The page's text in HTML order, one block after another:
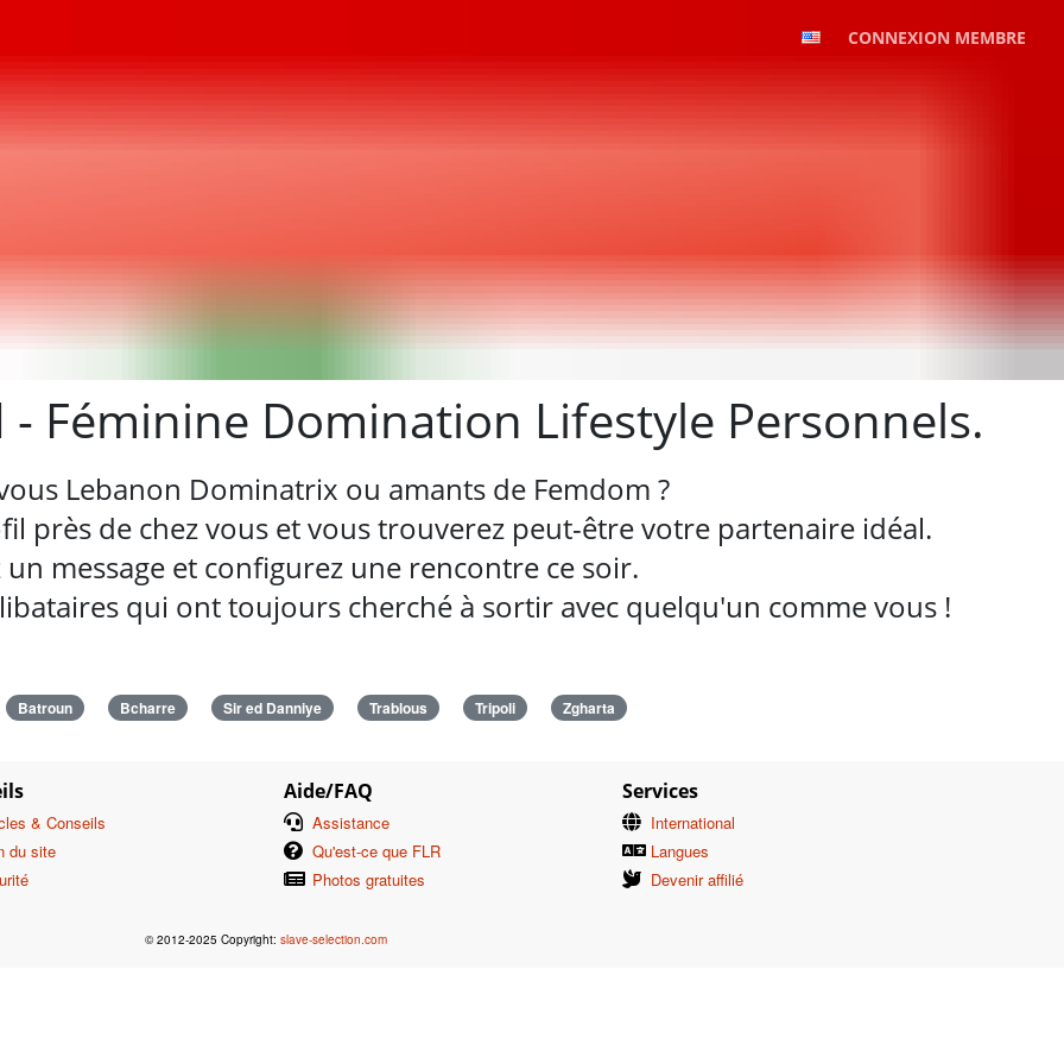
CONNEXION MEMBRE
Féminine Domination Lifestyle Personnels.
Lebanon Dominatrix ou amants de Femdom ?
près de chez vous et vous trouverez peut-être votre partenaire idéal.
un message et configurez une rencontre ce soir.
qui ont toujours cherché à sortir avec quelqu'un comme vous !
Batroun Bcharre Sir ed Danniye Trablous Tripoli Zgharta
& Conseils
du site
Aide/FAQ
Assistance
Qu'est-ce que FLR
Photos gratuites
Services
International
Langues
Devenir affilié
© 2012-2025 Copyright: slave-selection.com